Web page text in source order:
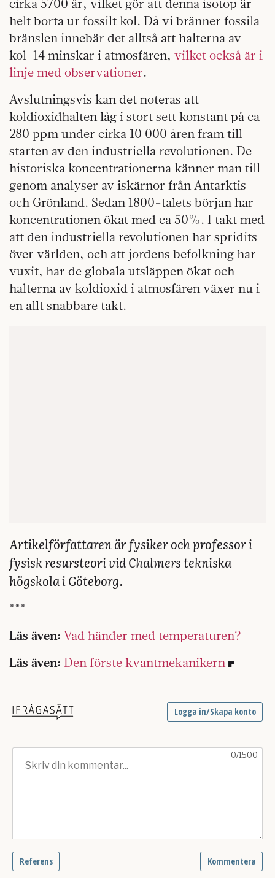
cirka 5700 år, vilket gör att denna isotop är
helt borta ur fossilt kol. Då vi bränner fossila
bränslen innebär det alltså att halterna av
kol-14 minskar i atmosfären, vilket också är i
linje med observationer.
Avslutningsvis kan det noteras att
koldioxidhalten låg i stort sett konstant på ca
280 ppm under cirka 10 000 åren fram till
starten av den industriella revolutionen. De
historiska koncentrationerna känner man till
genom analyser av iskärnor från Antarktis
och Grönland. Sedan 1800-talets början har
koncentrationen ökat med ca 50%. I takt med
att den industriella revolutionen har spridits
över världen, och att jordens befolkning har
vuxit, har de globala utsläppen ökat och
halterna av koldioxid i atmosfären växer nu i
en allt snabbare takt.
Artikelförfattaren är fysiker och professor i
fysisk resursteori vid Chalmers tekniska
högskola i Göteborg.
***
Läs även: Vad händer med temperaturen?
Läs även: Den förste kvantmekanikern